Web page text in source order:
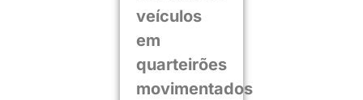
veículos
em
quarteirões
movimentados